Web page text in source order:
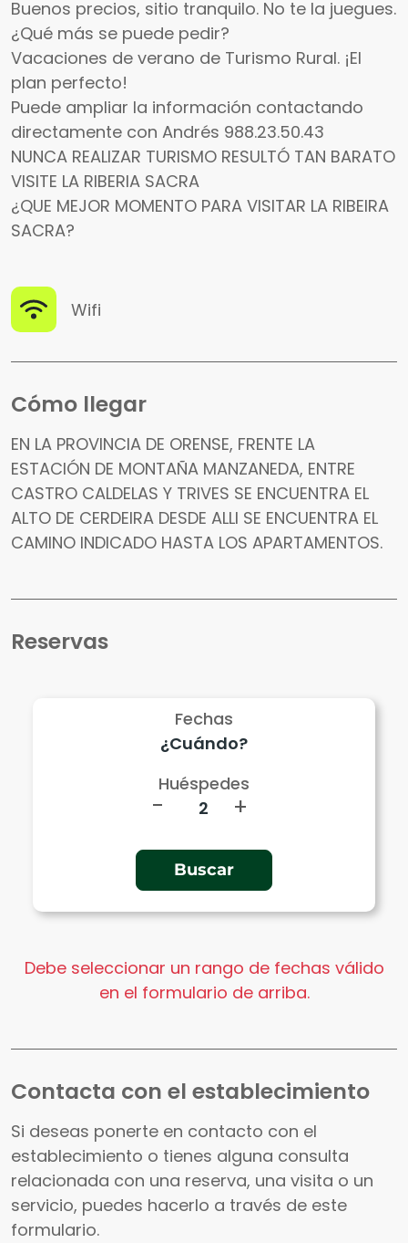
Buenos precios, sitio tranquilo. No te la juegues.
¿Qué más se puede pedir?
Vacaciones de verano de Turismo Rural. ¡El
plan perfecto!
Puede ampliar la información contactando
directamente con Andrés 988.23.50.43
NUNCA REALIZAR TURISMO RESULTÓ TAN BARATO
VISITE LA RIBERIA SACRA
¿QUE MEJOR MOMENTO PARA VISITAR LA RIBEIRA
SACRA?
Wifi
Cómo llegar
EN LA PROVINCIA DE ORENSE, FRENTE LA
ESTACIÓN DE MONTAÑA MANZANEDA, ENTRE
CASTRO CALDELAS Y TRIVES SE ENCUENTRA EL
ALTO DE CERDEIRA DESDE ALLI SE ENCUENTRA EL
CAMINO INDICADO HASTA LOS APARTAMENTOS.
Reservas
Fechas
Huéspedes
- +
Debe seleccionar un rango de fechas válido
en el formulario de arriba.
Contacta con el establecimiento
Si deseas ponerte en contacto con el
establecimiento o tienes alguna consulta
relacionada con una reserva, una visita o un
servicio, puedes hacerlo a través de este
formulario.